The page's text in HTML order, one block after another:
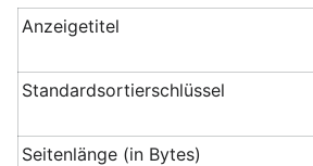
Anzeigetitel
Standardsortierschlüssel
Seitenlänge (in Bytes)